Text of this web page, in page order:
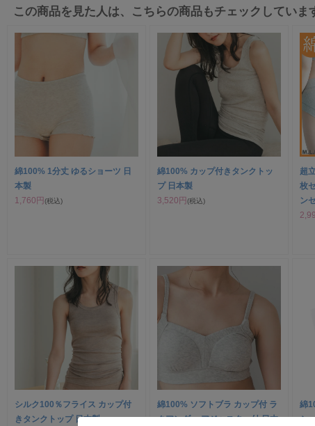
この商品を見た人は、こちらの商品もチェックしていま
綿100% 1分丈 ゆるショーツ 日
本製
1,760円(税込)
綿100% カップ付きタンクトッ
プ 日本製
3,520円(税込)
超
枚
ン
シルク100％フライス カップ付
きタンクトップ 日本製
綿100% ソフトブラ カップ付 ラ
クアンダー アジャスター付 日本
綿
シ